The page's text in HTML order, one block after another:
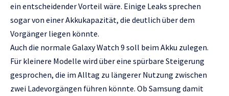
ein entscheidender Vorteil wäre. Einige Leaks sprechen
sogar von einer Akkukapazität, die deutlich über dem
Vorgänger liegen könnte.
Auch die normale Galaxy Watch 9 soll beim Akku zulegen.
Für kleinere Modelle wird über eine spürbare Steigerung
gesprochen, die im Alltag zu längerer Nutzung zwischen
zwei Ladevorgängen führen könnte. Ob Samsung damit